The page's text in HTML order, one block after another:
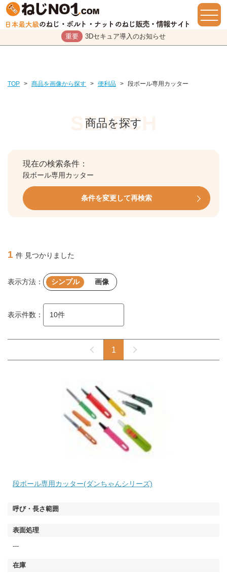
重要 3Dセキュア導入のお知らせ
TOP > 商品を画像から探す > 便利品 > 段ボール専用カッター
商品を探す
現在の検索条件：
段ボール専用カッター
条件を変更して再検索
1 件 見つかりました
表示方法： シンプル 画像
表示件数：
1
段ボール専用カッター(ダンちゃんシリーズ)
---